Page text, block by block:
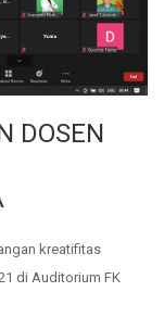
DOSEN
kreatifitas
di Auditorium FK